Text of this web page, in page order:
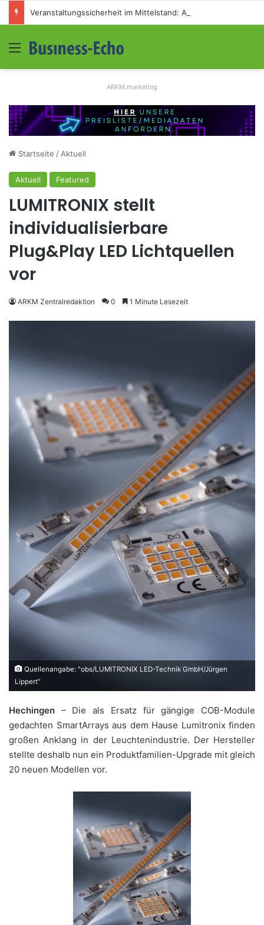
Menü
ARKM.marketing
Startseite / Aktuell
Aktuell Featured
LUMITRONIX stellt
individualisierbare
Plug&Play LED Lichtquellen
vor
ARKM Zentralredaktion 0 1 Minute Lesezeit
Quellenangabe: "obs/LUMITRONIX LED-Technik GmbH/Jürgen
Lippert"
Hechingen – Die als Ersatz für gängige COB-Module
gedachten SmartArrays aus dem Hause Lumitronix finden
großen Anklang in der Leuchtenindustrie. Der Hersteller
stellte deshalb nun ein Produktfamilien-Upgrade mit gleich
20 neuen Modellen vor.